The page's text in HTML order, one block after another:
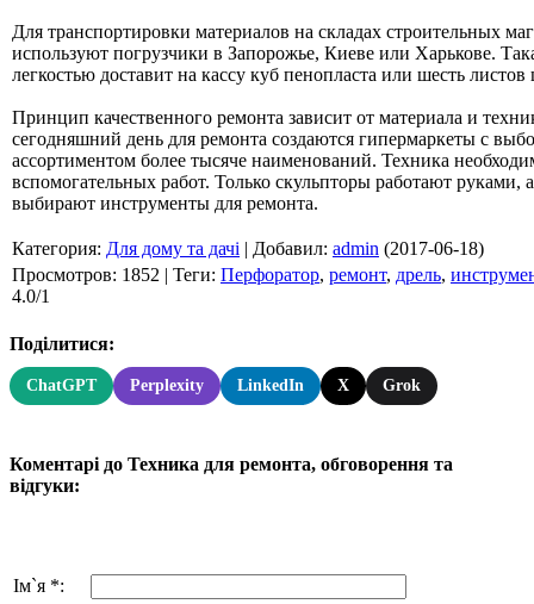
Для транспортировки материалов на складах строительных
используют погрузчики в Запорожье, Киеве или Харькове.
легкостью доставит на кассу куб пенопласта или шесть
Принцип качественного ремонта зависит от материала и
сегодняшний день для ремонта создаются гипермаркеты с
ассортиментом более тысяче наименований. Техника
вспомогательных работ. Только скульпторы работают руками,
выбирают инструменты для ремонта.
Категория: Для дому та дачі | Добавил: admin (2017-06-18)
Просмотров: 1852 | Теги: Перфоратор, ремонт, дрель,
4.0/1
Поділитися:
ChatGPT Perplexity LinkedIn X Grok
Коментарі до Техника для ремонта, обговорення та
відгуки:
Ім`я *: